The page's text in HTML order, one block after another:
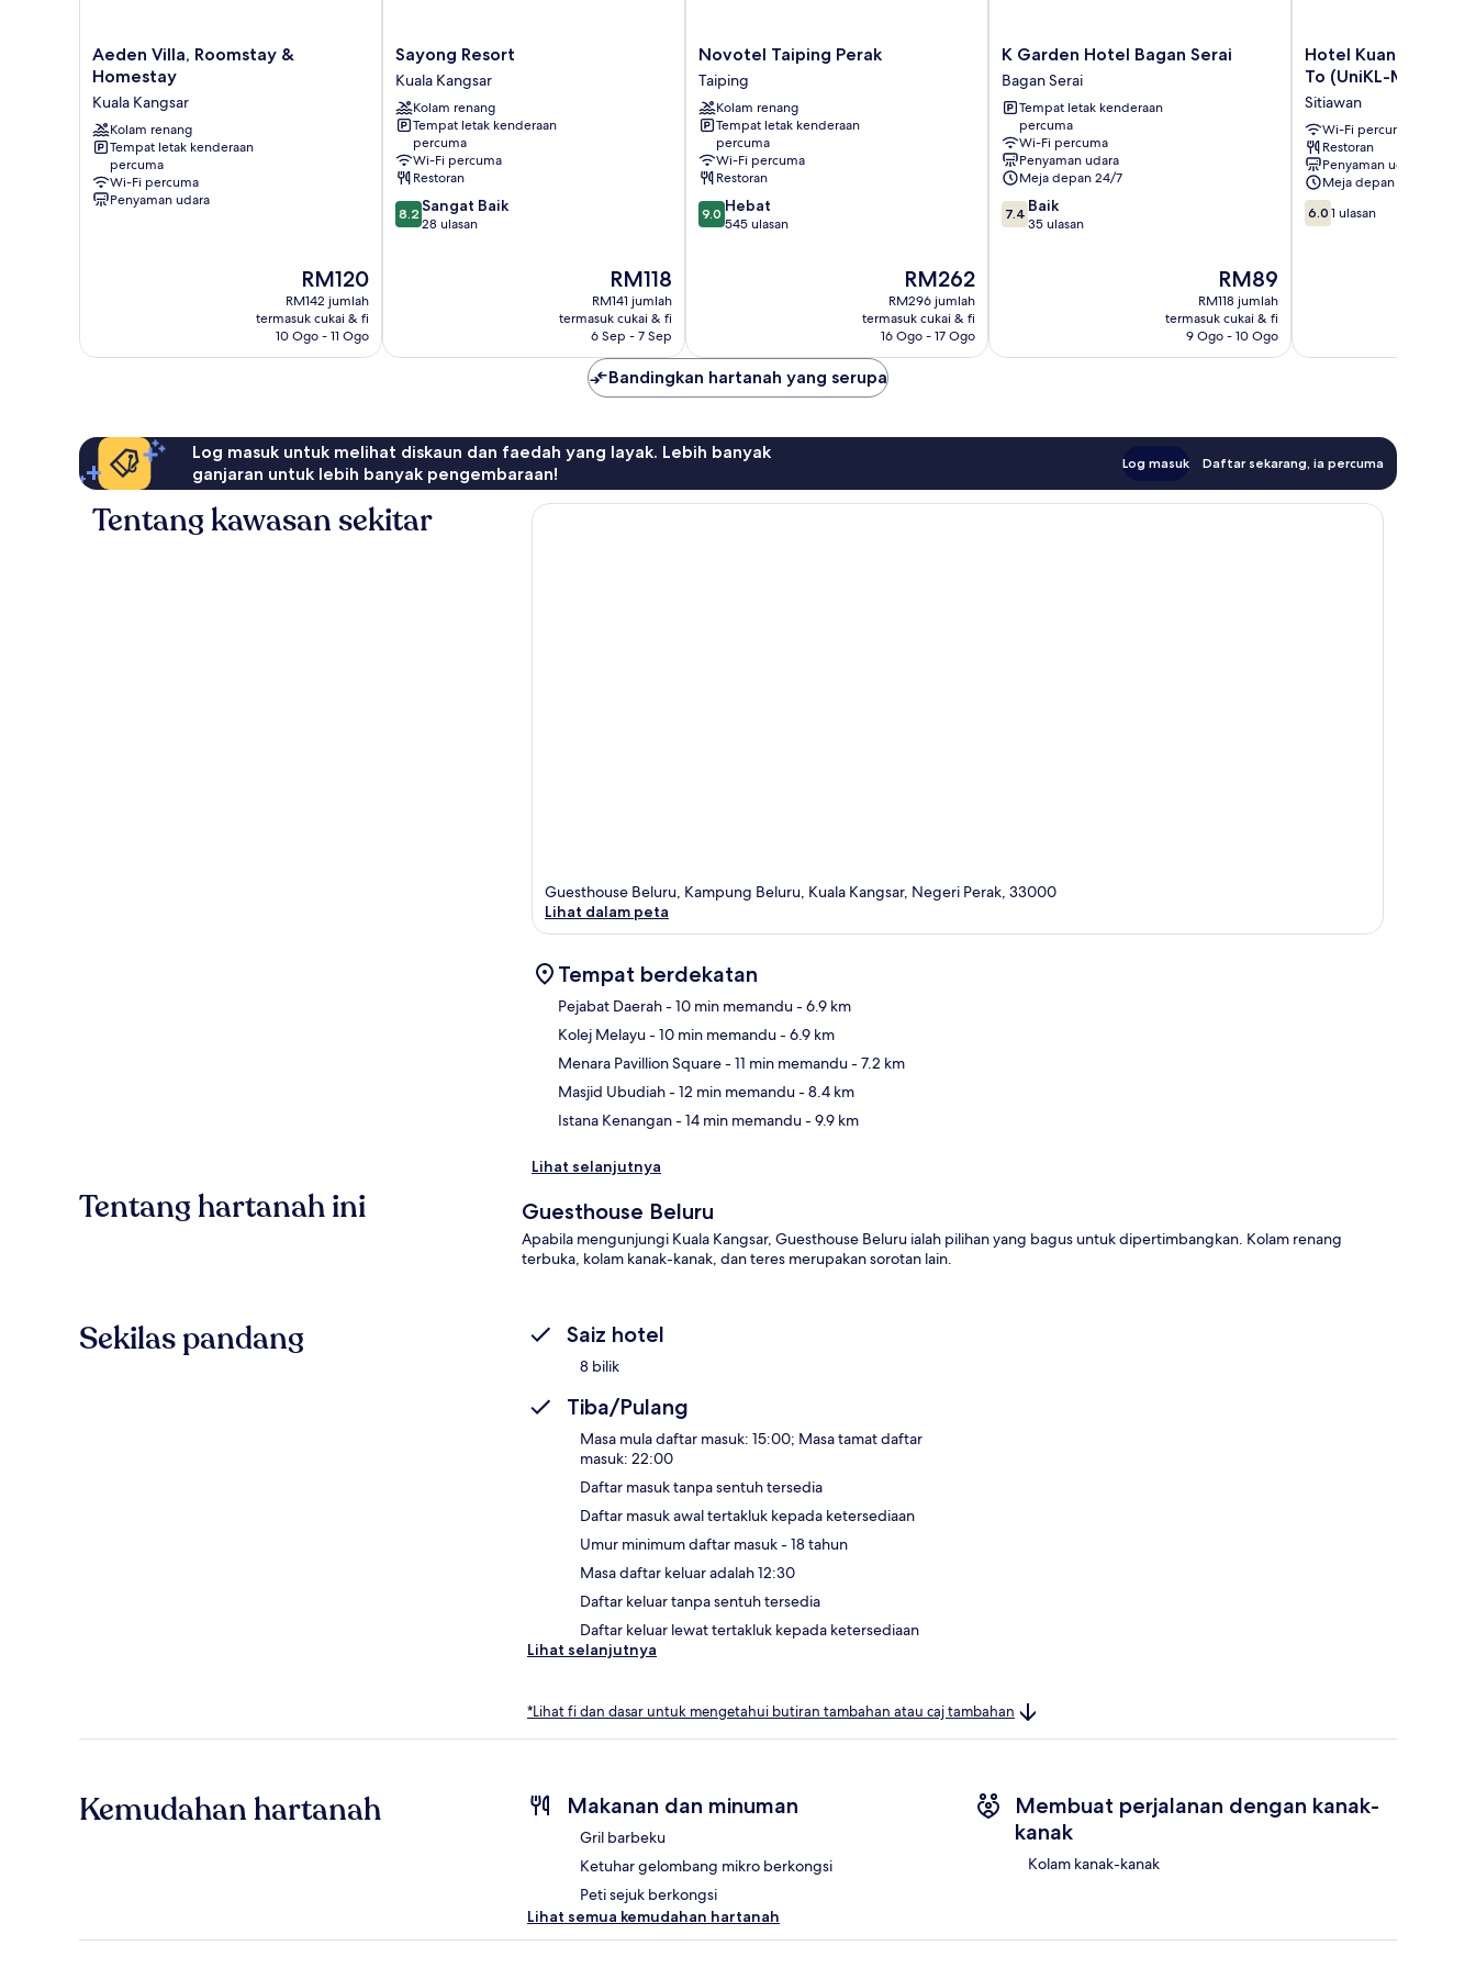
Aeden
Villa,
&
Homestay
Kuala
Kangsar
Aeden Villa, Roomstay &
Homestay
Kuala Kangsar
Kolam renang
Tempat letak kenderaan
percuma
Wi-Fi percuma
Penyaman udara
Harga
ialah
RM120
RM120
RM142 jumlah
termasuk cukai & fi
10 Ogo - 11 Ogo
Sayong
Resort
Kuala
Kangsar
Sayong Resort
Kuala Kangsar
Kolam renang
Tempat letak kenderaan
percuma
Wi-Fi percuma
Restoran
8.2
daripada
8.2 Sangat Baik
28 ulasan
Harga
ialah
RM118
RM118
RM141 jumlah
termasuk cukai & fi
6 Sep - 7 Sep
Novotel
Taiping
Perak
Taiping
Novotel Taiping Perak
Taiping
Kolam renang
Tempat letak kenderaan
percuma
Wi-Fi percuma
Restoran
9.0
daripada
9.0 Hebat
545 ulasan
Harga
ialah
RM262
RM262
RM296 jumlah
termasuk cukai & fi
16 Ogo - 17 Ogo
K
Garden
Hotel
Bagan
Serai
Bagan
Serai
K Garden Hotel Bagan Serai
Bagan Serai
Tempat letak kenderaan
percuma
Wi-Fi percuma
Penyaman udara
Meja depan 24/7
7.4
daripada
7.4 Baik
35 ulasan
Harga
ialah
RM89
RM89
RM118 jumlah
termasuk cukai & fi
9 Ogo - 10 Ogo
Hotel
Kuang
Sitiawan
Near
To
(UniKL-
MIMET)
Sitiawan
Hotel Kuang Hua
To (UniKL-MIMET)
Sitiawan
Wi-Fi percuma
Restoran
Penyaman udara
Meja depan 24/7
6.0
daripada
6.0 1 ulasan
Bandingkan hartanah yang serupa
Log masuk untuk melihat diskaun dan faedah yang layak. Lebih banyak
ganjaran untuk lebih banyak pengembaraan!
Log masuk Daftar sekarang, ia percuma
Tentang kawasan sekitar
Guesthouse Beluru, Kampung Beluru, Kuala Kangsar, Negeri Perak, 33000
Lihat dalam peta
Tempat berdekatan
Pejabat Daerah- 10 min memandu- 6.9 km
Kolej Melayu- 10 min memandu- 6.9 km
Menara Pavillion Square- 11 min memandu- 7.2 km
Masjid Ubudiah- 12 min memandu- 8.4 km
Istana Kenangan- 14 min memandu- 9.9 km
Lihat selanjutnya
Tentang hartanah ini Guesthouse Beluru
Apabila mengunjungi Kuala Kangsar, Guesthouse Beluru ialah pilihan yang bagus untuk dipertimbangkan. Kolam renang
terbuka, kolam kanak-kanak, dan teres merupakan sorotan lain.
Sekilas pandang Saiz hotel
8 bilik
Tiba/Pulang
Masa mula daftar masuk: 15:00; Masa tamat daftar
masuk: 22:00
Daftar masuk tanpa sentuh tersedia
Daftar masuk awal tertakluk kepada ketersediaan
Umur minimum daftar masuk - 18 tahun
Masa daftar keluar adalah 12:30
Daftar keluar tanpa sentuh tersedia
Daftar keluar lewat tertakluk kepada ketersediaan
Lihat selanjutnya
*Lihat fi dan dasar untuk mengetahui butiran tambahan atau caj tambahan
Kemudahan hartanah Makanan dan minuman
Gril barbeku
Ketuhar gelombang mikro berkongsi
Peti sejuk berkongsi
Membuat perjalanan dengan kanak-
kanak
Kolam kanak-kanak
Lihat semua kemudahan hartanah